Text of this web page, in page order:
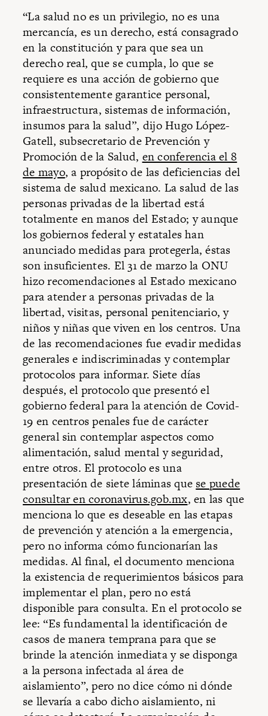
“La salud no es un privilegio, no es una
mercancía, es un derecho, está consagrado
en la constitución y para que sea un
derecho real, que se cumpla, lo que se
requiere es una acción de gobierno que
consistentemente garantice personal,
infraestructura, sistemas de información,
insumos para la salud”, dijo Hugo López-
Gatell, subsecretario de Prevención y
Promoción de la Salud, en conferencia el 8
de mayo, a propósito de las deficiencias del
sistema de salud mexicano. La salud de las
personas privadas de la libertad está
totalmente en manos del Estado; y aunque
los gobiernos federal y estatales han
anunciado medidas para protegerla, éstas
son insuficientes. El 31 de marzo la ONU
hizo recomendaciones al Estado mexicano
para atender a personas privadas de la
libertad, visitas, personal penitenciario, y
niños y niñas que viven en los centros. Una
de las recomendaciones fue evadir medidas
generales e indiscriminadas y contemplar
protocolos para informar. Siete días
después, el protocolo que presentó el
gobierno federal para la atención de Covid-
19 en centros penales fue de carácter
general sin contemplar aspectos como
alimentación, salud mental y seguridad,
entre otros. El protocolo es una
presentación de siete láminas que se puede
consultar en coronavirus.gob.mx, en las que
menciona lo que es deseable en las etapas
de prevención y atención a la emergencia,
pero no informa cómo funcionarían las
medidas. Al final, el documento menciona
la existencia de requerimientos básicos para
implementar el plan, pero no está
disponible para consulta. En el protocolo se
lee: “Es fundamental la identificación de
casos de manera temprana para que se
brinde la atención inmediata y se disponga
a la persona infectada al área de
aislamiento”, pero no dice cómo ni dónde
se llevaría a cabo dicho aislamiento, ni